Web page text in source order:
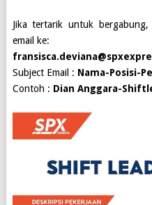
Jika tertarik untuk bergabung,
email ke:
Subject Email : Nama-Posisi-
Contoh : Dian Anggara-